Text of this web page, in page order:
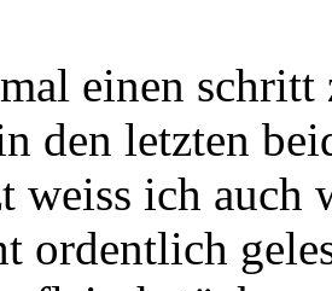
einen schritt
den letzten
weiss ich auch
ordentlich